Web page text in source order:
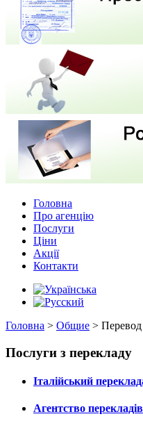
Головна
Про агенцію
Послуги
Ціни
Акції
Контакти
Головна > Общие >
Послуги з перекладу
Італійський
Агентство